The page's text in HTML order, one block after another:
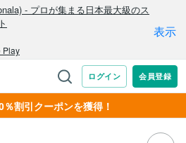
割引クーポンを獲得！